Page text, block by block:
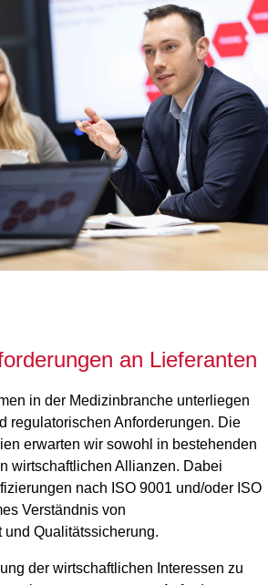
an Lieferanten
in der Medizinbranche unterliegen
regulatorischen Anforderungen. Die
erwarten wir sowohl in bestehenden
wirtschaftlichen Allianzen. Dabei
nach ISO 9001 und/oder ISO
Verständnis von
Qualitätssicherung.
der wirtschaftlichen Interessen zu